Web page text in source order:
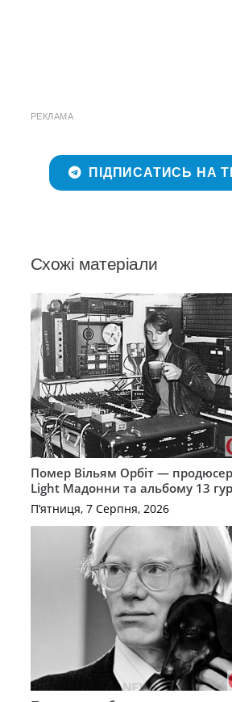
РЕКЛАМА
ПІДПИСАТИСЬ НА
Схожі матеріали
Помер Вільям Орбіт —
Light Мадонни та альбому 13
П’ятниця, 7 Серпня, 2026